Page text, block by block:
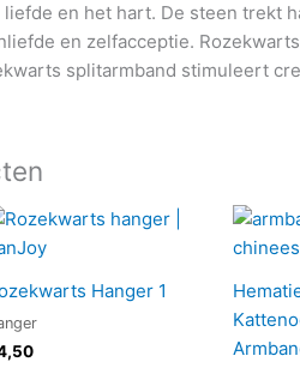
en het hart. De steen trekt
en zelfacceptie.
splitarmband stimuleert
Hanger 1